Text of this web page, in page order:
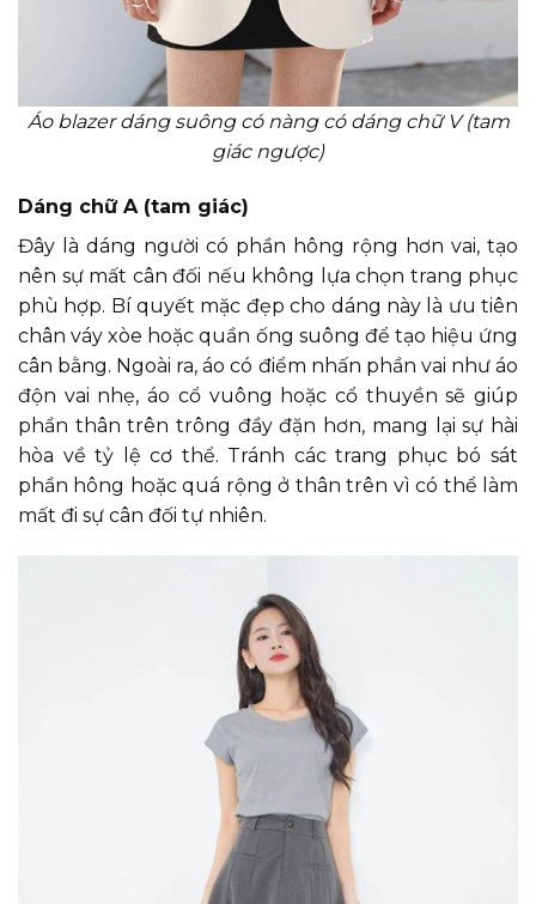
Áo blazer dáng suông có nàng có dáng chữ V (tam
giác ngược)
Dáng chữ A (tam giác)
Đây là dáng người có phần hông rộng hơn vai, tạo
nên sự mất cân đối nếu không lựa chọn trang phục
phù hợp. Bí quyết mặc đẹp cho dáng này là ưu tiên
chân váy xòe hoặc quần ống suông để tạo hiệu ứng
cân bằng. Ngoài ra, áo có điểm nhấn phần vai như áo
độn vai nhẹ, áo cổ vuông hoặc cổ thuyền sẽ giúp
phần thân trên trông đầy đặn hơn, mang lại sự hài
hòa về tỷ lệ cơ thể. Tránh các trang phục bó sát
phần hông hoặc quá rộng ở thân trên vì có thể làm
mất đi sự cân đối tự nhiên.